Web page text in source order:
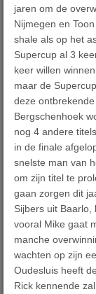
jaren om de
Nijmegen en
shale als op het
Supercup al 3
keer willen
maar de
deze
Bergschenhoek
nog 4 andere
in de finale
snelste man van
om zijn titel te
gaan zorgen dit
Sijbers uit
vooral Mike gaat
manche
wachten op zijn
Oudesluis heeft
Rick kennende